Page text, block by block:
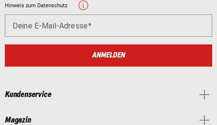
Hinweis zum Datenschutz
Deine E-Mail-Adresse
ANMELDEN
Kundenservice
Magazin